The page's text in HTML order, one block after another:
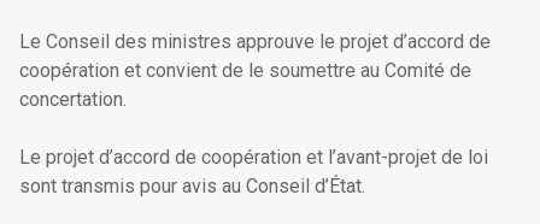
Le Conseil des ministres approuve le projet d’accord de
coopération et convient de le soumettre au Comité de
concertation.
Le projet d’accord de coopération et l’avant-projet de loi
sont transmis pour avis au Conseil d’État.